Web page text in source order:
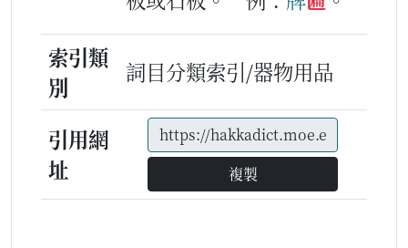
索引類
別
詞目分類索引/器物用品
引用網
址
複製